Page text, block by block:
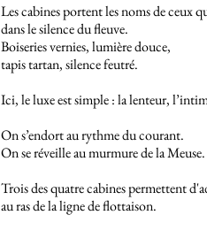
Les cabines portent les noms de ceux
dans le silence du fleuve.
Boiseries vernies, lumière douce,
tapis tartan, silence feutré.
Ici, le luxe est simple : la lenteur,
On s’endort au rythme du courant.
On se réveille au murmure de la Meuse.
Trois des quatre cabines permettent
au ras de la ligne de flottaison.